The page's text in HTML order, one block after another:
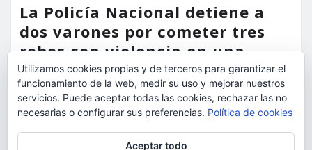
La Policía Nacional detiene a
dos varones por cometer tres
robos con violencia en una
misma mañana
torrent al dia Ago 7, 2026
Utilizamos cookies propias y de terceros para garantizar el
funcionamiento de la web, medir su uso y mejorar nuestros
servicios. Puede aceptar todas las cookies, rechazar las no
necesarias o configurar sus preferencias. Política de cookies
Aceptar todo